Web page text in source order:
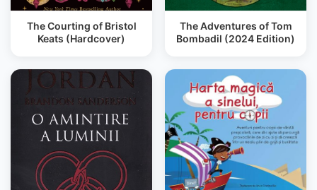
The Courting of Bristol
Keats (Hardcover)
The Adventures of Tom
Bombadil (2024 Edition)